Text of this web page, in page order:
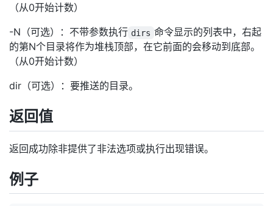
（从0开始计数）
-N（可选）：不带参数执行 dirs 命令显示的列表中，右起
的第N个目录将作为堆栈顶部，在它前面的会移动到底部。
（从0开始计数）
dir（可选）：要推送的目录。
返回值
返回成功除非提供了非法选项或执行出现错误。
例子